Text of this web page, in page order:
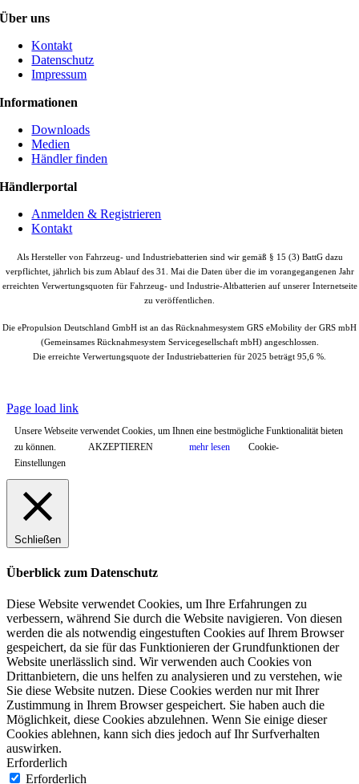
Über uns
Kontakt
Datenschutz
Impressum
Informationen
Downloads
Medien
Händler finden
Händlerportal
Anmelden & Registrieren
Kontakt
Als Hersteller von Fahrzeug- und Industriebatterien sind wir gemäß § 15 (3) BattG dazu
verpflichtet, jährlich bis zum Ablauf des 31. Mai die Daten über die im vorangegangenen Jahr
erreichten Verwertungsquoten für Fahrzeug- und Industrie-Altbatterien auf unserer Internetseite
zu veröffentlichen.
Die ePropulsion Deutschland GmbH ist an das Rücknahmesystem GRS eMobility der GRS mbH
(Gemeinsames Rücknahmesystem Servicegesellschaft mbH) angeschlossen.
Die erreichte Verwertungsquote der Industriebatterien für 2025 beträgt 95,6 %.
Page load link
Unsere Webseite verwendet Cookies, um Ihnen eine bestmögliche Funktionalität bieten
zu können.
AKZEPTIEREN mehr lesen
Cookie-
Einstellungen
Schließen
Überblick zum Datenschutz
Diese Website verwendet Cookies, um Ihre Erfahrungen zu
verbessern, während Sie durch die Website navigieren. Von diesen
werden die als notwendig eingestuften Cookies auf Ihrem Browser
gespeichert, da sie für das Funktionieren der Grundfunktionen der
Website unerlässlich sind. Wir verwenden auch Cookies von
Drittanbietern, die uns helfen zu analysieren und zu verstehen, wie
Sie diese Website nutzen. Diese Cookies werden nur mit Ihrer
Zustimmung in Ihrem Browser gespeichert. Sie haben auch die
Möglichkeit, diese Cookies abzulehnen. Wenn Sie einige dieser
Cookies ablehnen, kann sich dies jedoch auf Ihr Surfverhalten
auswirken.
Erforderlich
Erforderlich